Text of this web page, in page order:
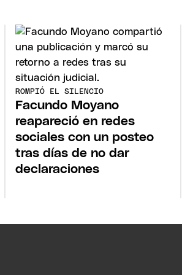
ROMPIÓ EL SILENCIO
Facundo Moyano
reapareció en redes
sociales con un posteo
tras días de no dar
declaraciones